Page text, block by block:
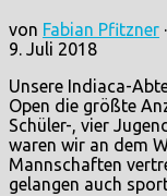
von Fabian Pfitzner
9. Juli 2018
Unsere Indiaca-
Open die größte
Schüler-, vier
waren wir an dem
Mannschaften
gelangen auch